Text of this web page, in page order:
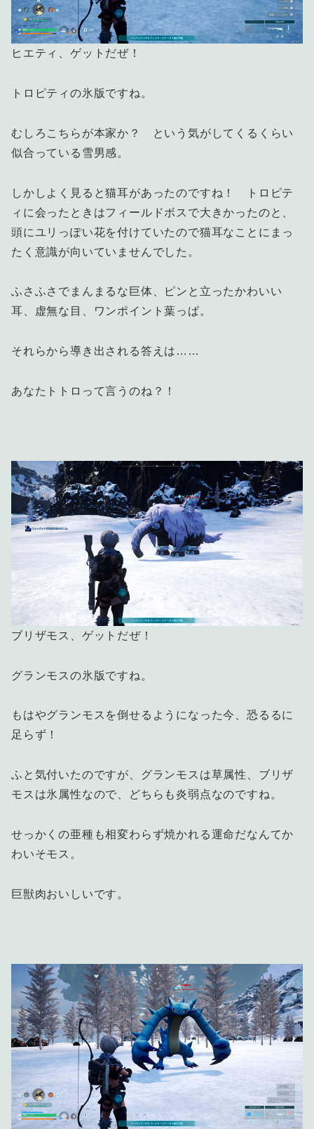
ヒエティ、ゲットだぜ！
トロピティの氷版ですね。
むしろこちらが本家か？ という気がしてくるくらい
似合っている雪男感。
しかしよく見ると猫耳があったのですね！ トロピテ
ィに会ったときはフィールドボスで大きかったのと、
頭にユリっぽい花を付けていたので猫耳なことにまっ
たく意識が向いていませんでした。
ふさふさでまんまるな巨体、ピンと立ったかわいい
耳、虚無な目、ワンポイント葉っぱ。
それらから導き出される答えは……
あなたトトロって言うのね？！
ブリザモス、ゲットだぜ！
グランモスの氷版ですね。
もはやグランモスを倒せるようになった今、恐るるに
足らず！
ふと気付いたのですが、グランモスは草属性、ブリザ
モスは氷属性なので、どちらも炎弱点なのですね。
せっかくの亜種も相変わらず焼かれる運命だなんてか
わいそモス。
巨獣肉おいしいです。